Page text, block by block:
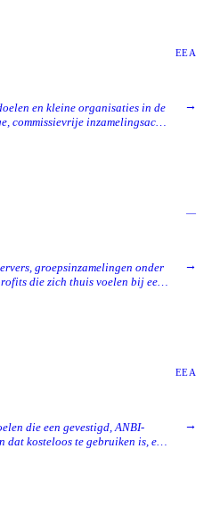
EEA
en kleine organisaties in de
commissievrije inzamelingsactie
een EU-
—
→
groepsinzamelingen onder
die zich thuis voelen bij een
EEA
→
die een gevestigd, ANBI-
dat kosteloos te gebruiken is, en
→